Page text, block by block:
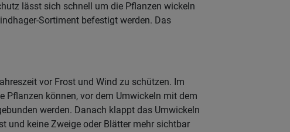
lässt sich schnell um die Pflanzen wickeln
Sortiment befestigt werden. Das
vor Frost und Wind zu schützen. Im
Pflanzen können, vor dem Umwickeln mit dem
werden. Danach klappt das Umwickeln
und keine Zweige oder Blätter mehr sichtbar